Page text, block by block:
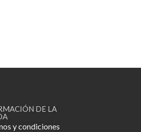
DE LA
y condiciones